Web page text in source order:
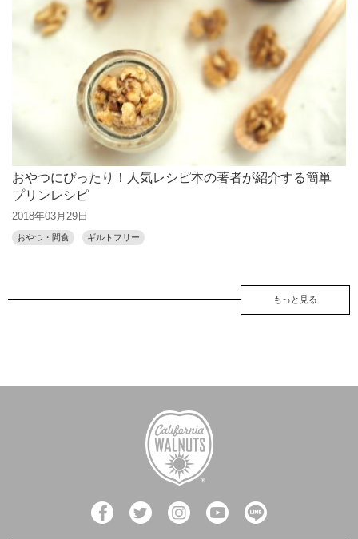
おやつにぴったり！人気レシピ本の著者が紹介する簡単
プリンレシピ
2018年03月29日
おやつ・間食 ギルトフリー
もっと見る